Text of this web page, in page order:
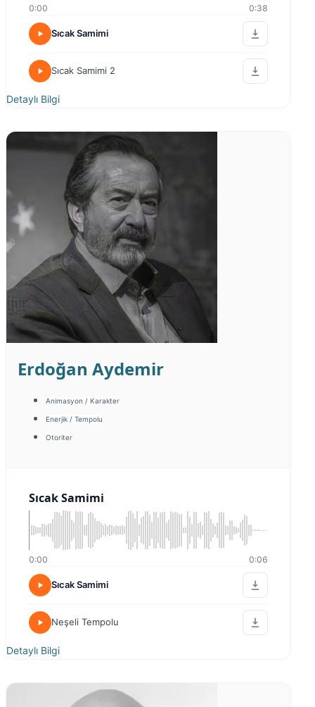
0:00 0:38
Sıcak Samimi
Sıcak Samimi 2
Detaylı Bilgi
Erdoğan Aydemir
Animasyon / Karakter
Enerjik / Tempolu
Otoriter
Sıcak Samimi
0:00 0:06
Sıcak Samimi
Neşeli Tempolu
Detaylı Bilgi